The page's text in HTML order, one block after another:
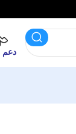
دعم 24/16